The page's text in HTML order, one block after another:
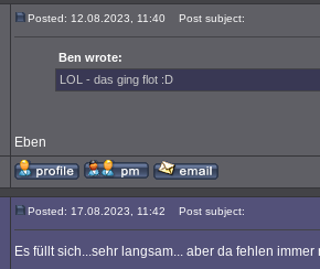
Posted: 12.08.2023, 11:40 Post subject:
Ben wrote:
LOL - das ging flot :D
Eben
Posted: 17.08.2023, 11:42 Post subject:
Es füllt sich...sehr langsam... aber da fehlen